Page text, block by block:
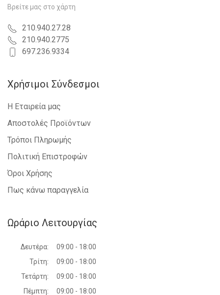
Βρείτε μας στο χάρτη
210.940.27.28
210.940.2775
697.236.9334
Χρήσιμοι Σύνδεσμοι
Η Εταιρεία μας
Αποστολές Προϊόντων
Τρόποι Πληρωμής
Πολιτική Επιστροφών
Όροι Χρήσης
Πως κάνω παραγγελία
Ωράριο Λειτουργίας
Δευτέρα:
09:00 - 18:00
Τρίτη:
09:00 - 18:00
Τετάρτη:
09:00 - 18:00
Πέμπτη:
09:00 - 18:00